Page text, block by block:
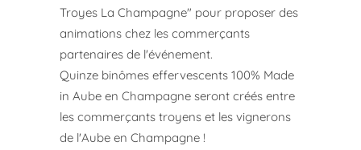
Troyes La Champagne" pour proposer des
animations chez les commerçants
partenaires de l'événement.
Quinze binômes effervescents 100% Made
in Aube en Champagne seront créés entre
les commerçants troyens et les vignerons
de l'Aube en Champagne !